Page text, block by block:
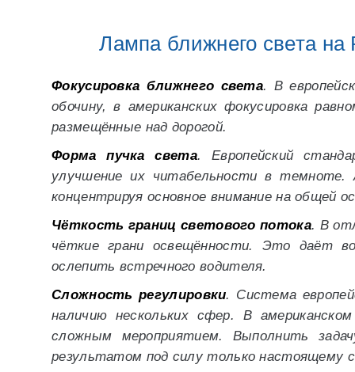
Лампа ближнего света
Фокусировка ближнего света. В
обочину, в американских фокусировка
размещённые над дорогой.
Форма пучка света. Европейский
улучшение их читабельности в темноте.
концентрируя основное внимание на общей
Чёткость границ светового потока. В
чёткие грани освещённости. Это даёт
ослепить встречного водителя.
Сложность регулировки. Система
наличию нескольких сфер. В
сложным мероприятием. Выполнить
результатом под силу только настоящему